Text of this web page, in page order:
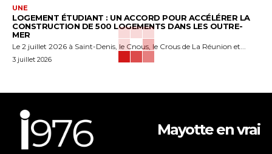
UNE
LOGEMENT ÉTUDIANT : UN ACCORD POUR ACCÉLÉRER LA
CONSTRUCTION DE 500 LOGEMENTS DANS LES OUTRE-
MER
Le 2 juillet 2026 à Saint-Denis, le Cnous, le Crous de La Réunion et...
3 juillet 2026
Mayotte en vrai